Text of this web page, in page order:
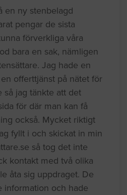
en ny stenbelagd
pengar de sista
förverkliga våra
bara en sak, nämligen
Jag hade en
offerttjänst på nätet för
så jag tänkte att det
för där man kan få
också. Mycket riktigt
fyllt i och skickat in min
så tog det inte
kontakt med två olika
åta sig uppdraget. De
information och hade